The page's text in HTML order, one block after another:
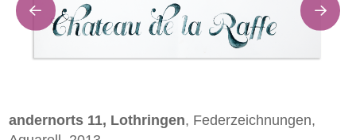
andernorts 11, Lothringen, Federzeichnungen,